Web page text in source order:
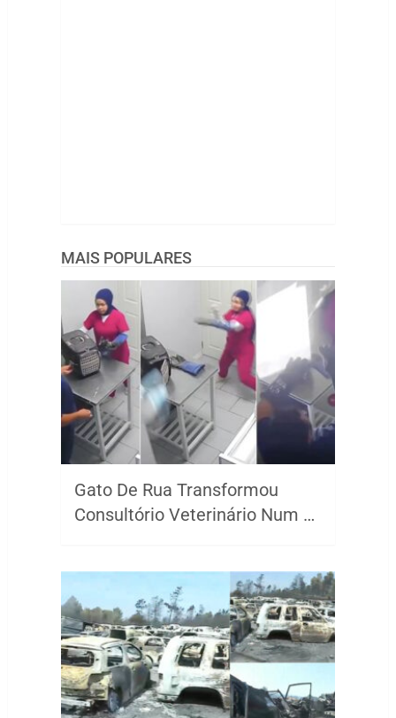
MAIS POPULARES
Gato De Rua Transformou
Consultório Veterinário Num …